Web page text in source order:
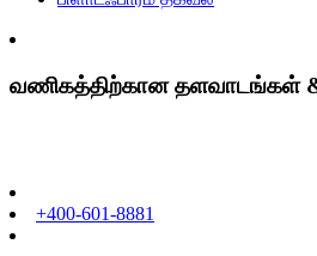
வணிகத்திற்கான தளவாடங்கள்
+400-601-8881